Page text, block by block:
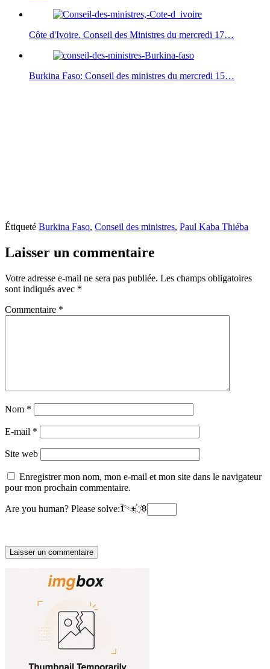
Côte d'Ivoire. Conseil des Ministres du mercredi 17…
Burkina Faso: Conseil des ministres du mercredi 15…
Étiqueté Burkina Faso, Conseil des ministres, Paul Kaba Thiéba
Laisser un commentaire
Votre adresse e-mail ne sera pas publiée. Les champs obligatoires
sont indiqués avec *
Commentaire *
Nom *
E-mail *
Site web
Enregistrer mon nom, mon e-mail et mon site dans le navigateur
pour mon prochain commentaire.
Are you human? Please solve: